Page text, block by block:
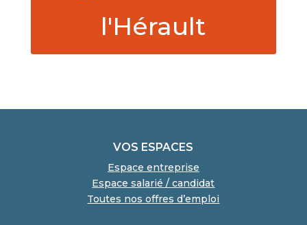
l'Hérault
VOS ESPACES
Espace entreprise
Espace salarié / candidat
Toutes nos offres d’emploi